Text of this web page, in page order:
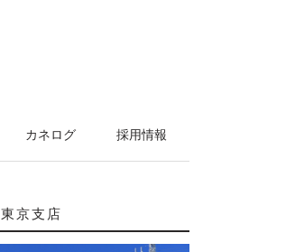
カネログ 採用情報
東京支店